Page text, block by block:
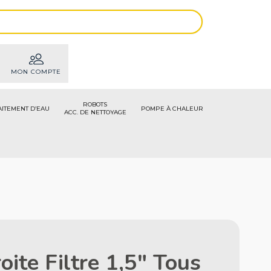
MON COMPTE
D’EAU
ROBOTS
ACC. DE NETTOYAGE
POMPE À CHALEUR
Filtre 1,5" Tous